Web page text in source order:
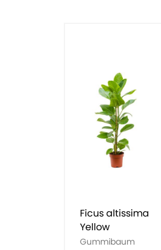
Ficus altissima
Yellow
Gummibaum